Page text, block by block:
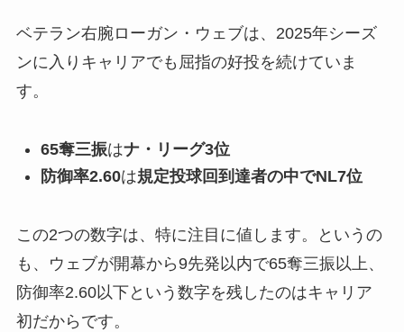
ベテラン右腕ローガン・ウェブは、2025年シーズ
ンに入りキャリアでも屈指の好投を続けていま
す。
65奪三振はナ・リーグ3位
防御率2.60は規定投球回到達者の中でNL7位
この2つの数字は、特に注目に値します。というの
も、ウェブが開幕から9先発以内で65奪三振以上、
防御率2.60以下という数字を残したのはキャリア
初だからです。